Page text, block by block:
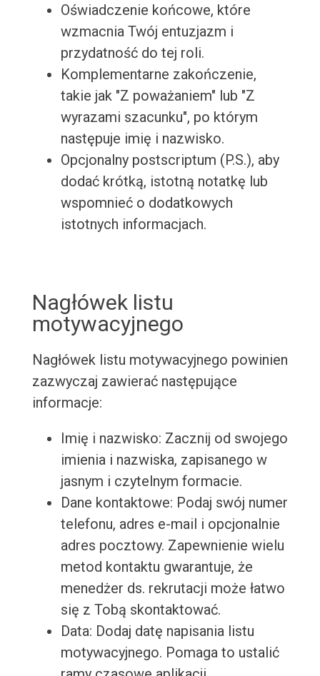
Oświadczenie końcowe, które
wzmacnia Twój entuzjazm i
przydatność do tej roli.
Komplementarne zakończenie,
takie jak "Z poważaniem" lub "Z
wyrazami szacunku", po którym
następuje imię i nazwisko.
Opcjonalny postscriptum (P.S.), aby
dodać krótką, istotną notatkę lub
wspomnieć o dodatkowych
istotnych informacjach.
Nagłówek listu
motywacyjnego
Nagłówek listu motywacyjnego powinien
zazwyczaj zawierać następujące
informacje:
Imię i nazwisko: Zacznij od swojego
imienia i nazwiska, zapisanego w
jasnym i czytelnym formacie.
Dane kontaktowe: Podaj swój numer
telefonu, adres e-mail i opcjonalnie
adres pocztowy. Zapewnienie wielu
metod kontaktu gwarantuje, że
menedżer ds. rekrutacji może łatwo
się z Tobą skontaktować.
Data: Dodaj datę napisania listu
motywacyjnego. Pomaga to ustalić